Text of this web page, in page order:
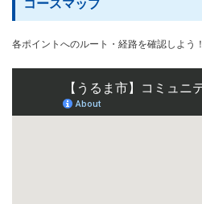
コースマップ
各ポイントへのルート・経路を確認しよう！